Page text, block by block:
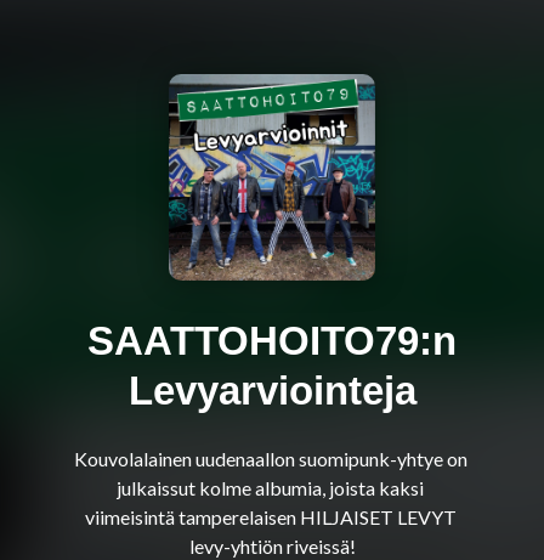
SAATTOHOITO79:n
Levyarviointeja
Kouvolalainen uudenaallon suomipunk-yhtye on
julkaissut kolme albumia, joista kaksi
viimeisintä tamperelaisen HILJAISET LEVYT
levy-yhtiön riveissä!